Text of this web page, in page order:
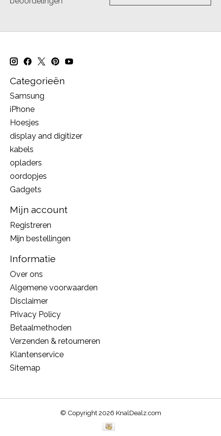
Categorieën
Samsung
iPhone
Hoesjes
display and digitizer
kabels
opladers
oordopjes
Gadgets
Mijn account
Registreren
Mijn bestellingen
Informatie
Over ons
Algemene voorwaarden
Disclaimer
Privacy Policy
Betaalmethoden
Verzenden & retourneren
Klantenservice
Sitemap
© Copyright 2026 KnalDealz.com